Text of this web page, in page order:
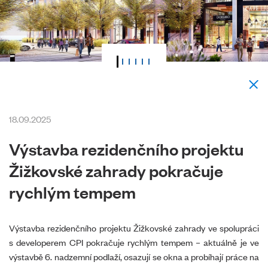
18.09.2025
Výstavba rezidenčního projektu
Žižkovské zahrady pokračuje
rychlým tempem
Výstavba rezidenčního projektu Žižkovské zahrady ve spolupráci
s developerem CPI pokračuje rychlým tempem – aktuálně je ve
výstavbě 6. nadzemní podlaží, osazují se okna a probíhají práce na